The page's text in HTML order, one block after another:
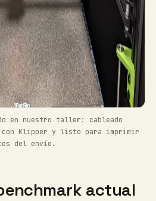
en nuestro taller: cableado
con Klipper y listo para imprimir
del envío.
actual